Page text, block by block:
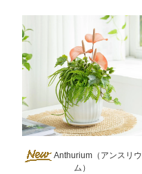
Anthurium（アンスリウ
ム）